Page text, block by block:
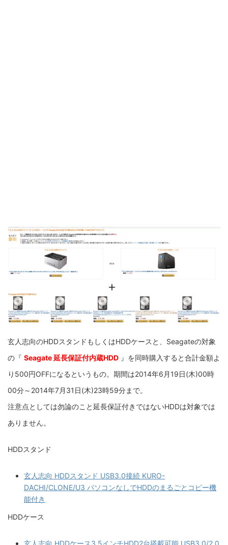
玄人志向のHDDスタンドもしくはHDDケースと、Seagateの対象
の『 Seagate 延長保証付内蔵HDD 』を同時購入すると合計金額よ
り500円OFFになるというもの。期間は2014年6月19日(木)00時
00分～2014年7月31日(木)23時59分まで。
注意点としては勿論のこと延長保証付きではないHDDは対象では
ありません。
HDDスタンド
玄人志向 HDDスタンド USB3.0接続 KURO-
DACHI/CLONE/U3 パソコンなしでHDDのまるごとコピー機
能付き
HDDケース
玄人志向 HDDケース3.5インチHDD2台搭載可能 USB3.0/2.0